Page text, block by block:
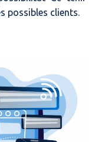
possibles clients.